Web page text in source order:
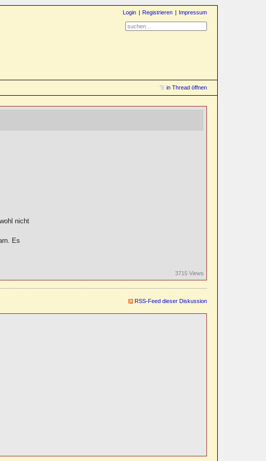
Login Registrieren Impressum
in Thread öffnen
nicht
Es
3715 Views
RSS-Feed dieser Diskussion